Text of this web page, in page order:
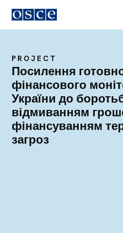
PROJECT
Посилення
фінансового
України до
відмиванням
фінансуванням
загроз